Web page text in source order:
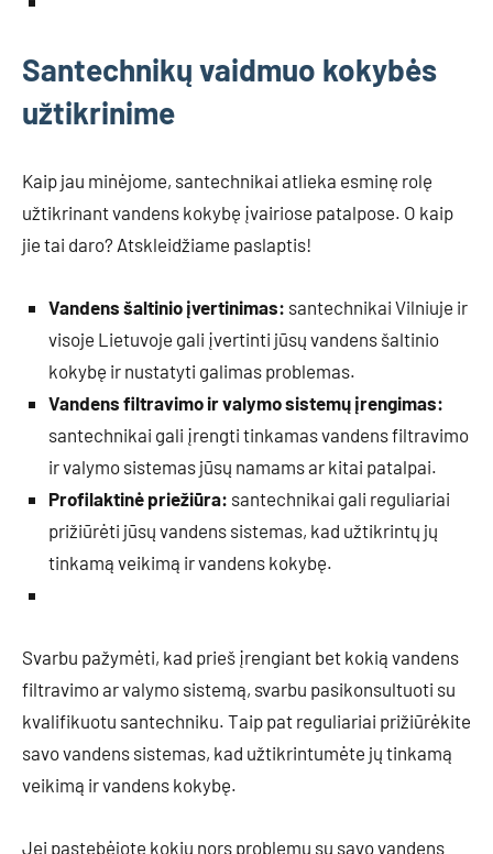
Santechnikų vaidmuo kokybės
užtikrinime
Kaip jau minėjome, santechnikai atlieka esminę rolę
užtikrinant vandens kokybę įvairiose patalpose. O kaip
jie tai daro? Atskleidžiame paslaptis!
Vandens šaltinio įvertinimas: santechnikai Vilniuje ir
visoje Lietuvoje gali įvertinti jūsų vandens šaltinio
kokybę ir nustatyti galimas problemas.
Vandens filtravimo ir valymo sistemų įrengimas:
santechnikai gali įrengti tinkamas vandens filtravimo
ir valymo sistemas jūsų namams ar kitai patalpai.
Profilaktinė priežiūra: santechnikai gali reguliariai
prižiūrėti jūsų vandens sistemas, kad užtikrintų jų
tinkamą veikimą ir vandens kokybę.
Svarbu pažymėti, kad prieš įrengiant bet kokią vandens
filtravimo ar valymo sistemą, svarbu pasikonsultuoti su
kvalifikuotu santechniku. Taip pat reguliariai prižiūrėkite
savo vandens sistemas, kad užtikrintumėte jų tinkamą
veikimą ir vandens kokybę.
Jei pastebėjote kokių nors problemų su savo vandens